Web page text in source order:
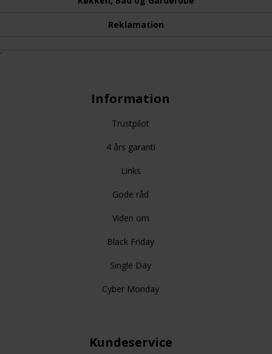
Reklamation
Kundeservice
Information
Trustpilot
4 års garanti
Links
Gode råd
Viden om
Black Friday
Single Day
Cyber Monday
.